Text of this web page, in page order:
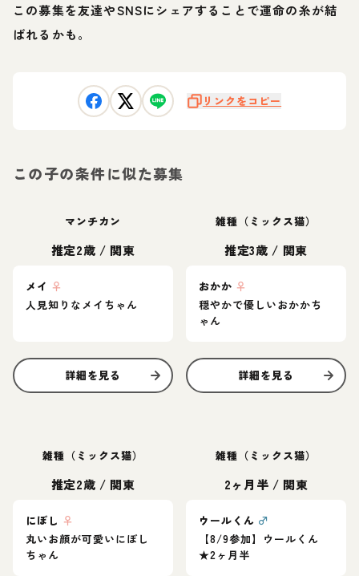
この募集を友達やSNSにシェアすることで運命の糸が結
ばれるかも。
リンクをコピー
この子の条件に似た募集
マンチカン
推定2歳 / 関東
メイ ♀
人見知りなメイちゃん
詳細を見る
雑種（ミックス猫）
推定3歳 / 関東
おかか ♀
穏やかで優しいおかかち
ゃん
詳細を見る
雑種（ミックス猫）
推定2歳 / 関東
にぼし ♀
丸いお顔が可愛いにぼし
ちゃん
雑種（ミックス猫）
2ヶ月半 / 関東
ウールくん ♂
【8/9参加】ウールくん
★2ヶ月半